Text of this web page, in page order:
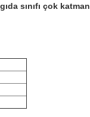
sınıfı çok